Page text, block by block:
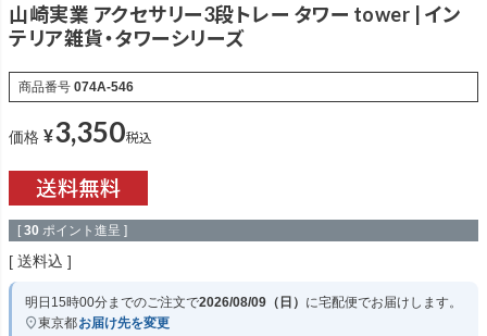
山崎実業 アクセサリー3段トレー タワー tower | イン
テリア雑貨・タワーシリーズ
商品番号 074A-546
価格 ¥3,350税込
[ 30 ポイント進呈 ]
送料込
明日 15時00分までのご注文で2026/08/09（日） に宅配便でお届けします。
東京都お届け先を変更